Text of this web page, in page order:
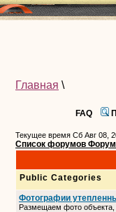
Главная \
FAQ
Текущее время Сб Авг 08,
Список форумов Форум
Public Categories
Фотографии
Размещаем фото объекта,